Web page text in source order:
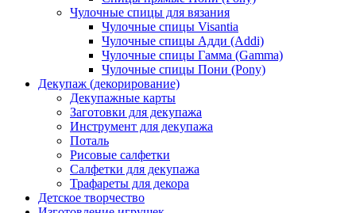
Чулочные спицы для вязания
Чулочные спицы Visantia
Чулочные спицы Адди (Addi)
Чулочные спицы Гамма (Gamma)
Чулочные спицы Пони (Pony)
Декупаж (декорирование)
Декупажные карты
Заготовки для декупажа
Инструмент для декупажа
Поталь
Рисовые салфетки
Салфетки для декупажа
Трафареты для декора
Детское творчество